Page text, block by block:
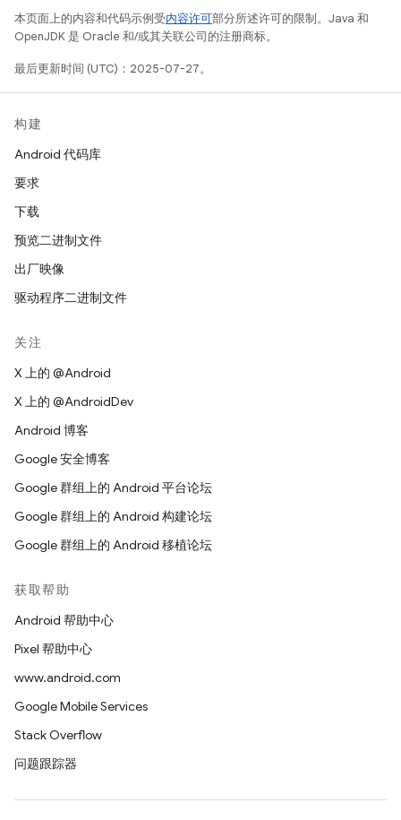
本页面上的内容和代码示例受内容许可部分所述许可的限制。Java 和
OpenJDK 是 Oracle 和/或其关联公司的注册商标。
最后更新时间 (UTC)：2025-07-27。
构建
Android 代码库
要求
下载
预览二进制文件
出厂映像
驱动程序二进制文件
关注
X 上的 @Android
X 上的 @AndroidDev
Android 博客
Google 安全博客
Google 群组上的 Android 平台论坛
Google 群组上的 Android 构建论坛
Google 群组上的 Android 移植论坛
获取帮助
Android 帮助中心
Pixel 帮助中心
www.android.com
Google Mobile Services
Stack Overflow
问题跟踪器